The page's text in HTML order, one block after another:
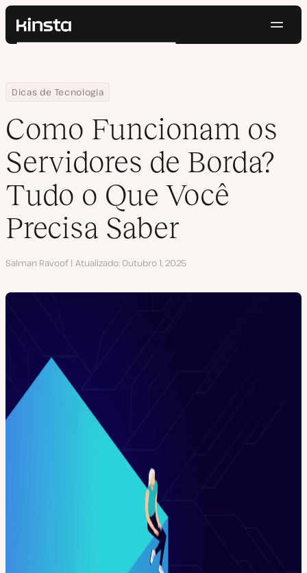
Kinsta®
Preços
Contato
Pesquisar
Home
Centro de Recursos
Blog
Dicas de Tecnologia
Como Funcionam os Servidores de Borda? Tudo o Que Você
Como Funcionam os
Servidores de Borda?
Tudo o Que Você
Precisa Saber
Autor
Salman Ravoof Atualizado Outubro 1, 2025